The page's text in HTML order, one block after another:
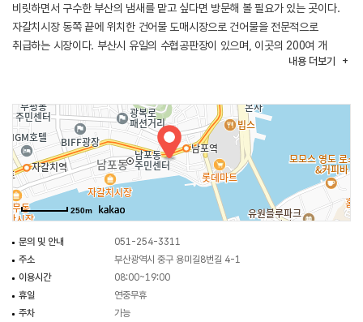
비릿하면서 구수한 부산의 냄새를 맡고 싶다면 방문해 볼 필요가 있는 곳이다.
자갈치시장 동쪽 끝에 위치한 건어물 도매시장으로 건어물을 전문적으로
취급하는 시장이다. 부산시 유일의 수협공판장이 있으며, 이곳의 200여 개
점포에서 마른 멸치, 마른오징어, 새우, 각종 포 등 건어물과 김, 미역, 조개 등
싼값으로 도소매 하는 부산 제일의 건어물 시장이다.
내용 더보기
250m
문의 및 안내
051-254-3311
주소
부산광역시 중구 용미길8번길 4-1
이용시간
08:00~19:00
휴일
연중무휴
주차
가능